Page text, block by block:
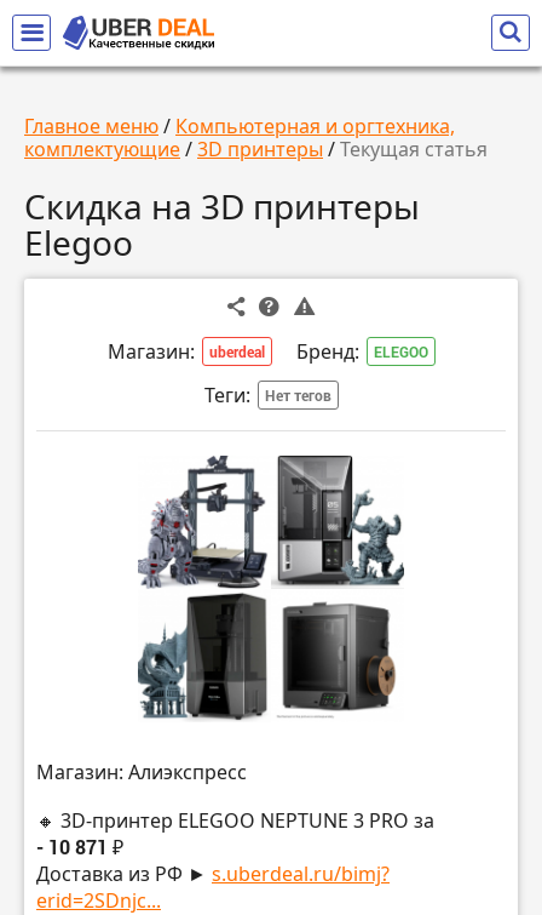
Главное меню/ Компьютерная и оргтехника,
комплектующие/3D принтеры /Текущая статья
Скидка на 3D принтеры
Elegoo
Магазин: uberdeal Бренд: ELEGOO
Теги: Нет тегов
Магазин: Алиэкспресс
🔸 3D-принтер ELEGOO NEPTUNE 3 PRO за
- 10 871 ₽
Доставка из РФ ► s.uberdeal.ru/bimj?
erid=2SDnjc...